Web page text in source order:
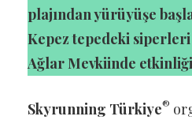
plajından yürüyüşe
Kepez tepedeki
Ağlar Mevkiinde
Skyrunning Türkiye®